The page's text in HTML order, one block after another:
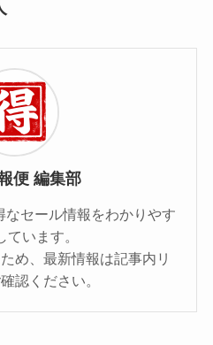
便 編集部
セール情報をわかりやす
ています。
め、最新情報は記事内リ
認ください。